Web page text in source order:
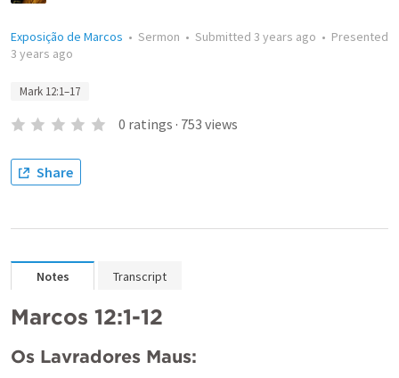
Exposição de Marcos • Sermon • Submitted 3 years ago • Presented
3 years ago
Mark 12:1–17
0 ratings · 753 views
Share
Notes Transcript
Marcos 12:1-12
Os Lavradores Maus: